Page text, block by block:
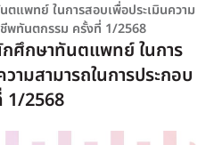
แพทย์ ในการสอบเพื่อประเมินความ
ชีพทันตกรรม ครั้งที่ 1/2568
ศึกษาทันตแพทย์ ในการ
ามสามารถในการประกอบ
1/2568